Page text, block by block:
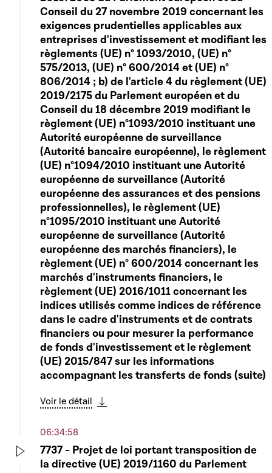
Conseil du 27 novembre 2019 concernant les
exigences prudentielles applicables aux
entreprises d'investissement et modifiant les
règlements (UE) n° 1093/2010, (UE) n°
575/2013, (UE) n° 600/2014 et (UE) n°
806/2014 ; b) de l'article 4 du règlement (UE)
2019/2175 du Parlement européen et du
Conseil du 18 décembre 2019 modifiant le
règlement (UE) n°1093/2010 instituant une
Autorité européenne de surveillance
(Autorité bancaire européenne), le règlement
(UE) n°1094/2010 instituant une Autorité
européenne de surveillance (Autorité
européenne des assurances et des pensions
professionnelles), le règlement (UE)
n°1095/2010 instituant une Autorité
européenne de surveillance (Autorité
européenne des marchés financiers), le
règlement (UE) n° 600/2014 concernant les
marchés d'instruments financiers, le
règlement (UE) 2016/1011 concernant les
indices utilisés comme indices de référence
dans le cadre d'instruments et de contrats
financiers ou pour mesurer la performance
de fonds d'investissement et le règlement
(UE) 2015/847 sur les informations
accompagnant les transferts de fonds (suite)
Voir le détail
06:34:58
7737 - Projet de loi portant transposition de
la directive (UE) 2019/1160 du Parlement